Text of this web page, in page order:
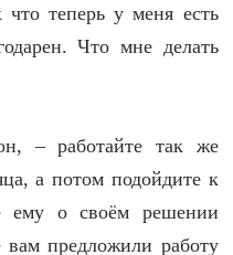
теперь у меня есть
Что мне делать
– работайте так же
а потом подойдите к
ему о своём решении
вам предложили работу